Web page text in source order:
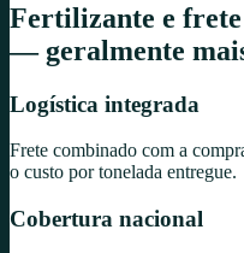
Fertilizante e frete
— geralmente
Logística integrada
Frete combinado com a
o custo por tonelada entregue.
Cobertura nacional